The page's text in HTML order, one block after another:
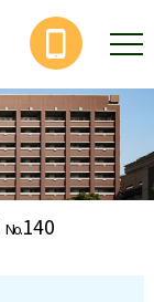
No.140